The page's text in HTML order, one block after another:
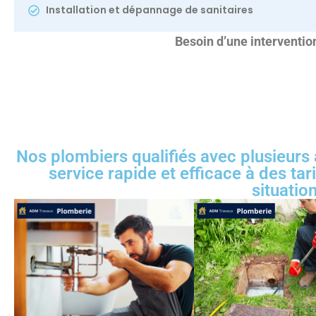
Installation et dépannage de sanitaires
Besoin d’une
Nos plombiers qualifiés avec
service rapide et efficace à des